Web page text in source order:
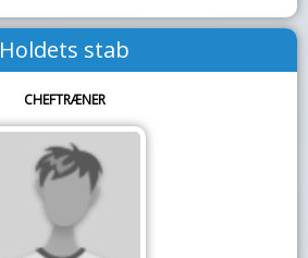
Holdets stab
CHEFTRÆNER